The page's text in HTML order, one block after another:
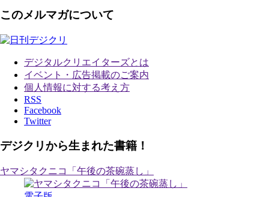
このメルマガについて
デジタルクリエイターズとは
イベント・広告掲載のご案内
個人情報に対する考え方
RSS
Facebook
Twitter
デジクリから生まれた書籍！
ヤマシタクニコ「午後の茶碗蒸し」